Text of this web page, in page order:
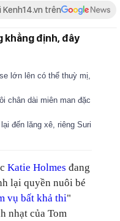
Kenh14.vn trên
khẳng định, đây
lớn lên có thể thuỳ mị,
chân dài miên man đặc
đến lăng xê, riêng Suri
Katie Holmes đang
lại quyền nuôi bé
vụ bất khả thi"
nhạt của Tom